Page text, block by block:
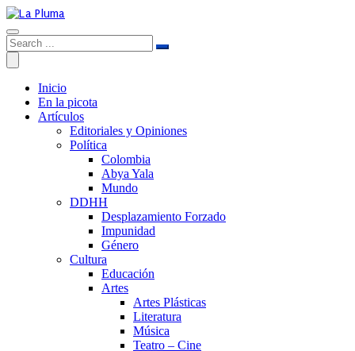
Inicio
En la picota
Artículos
Editoriales y Opiniones
Política
Colombia
Abya Yala
Mundo
DDHH
Desplazamiento Forzado
Impunidad
Género
Cultura
Educación
Artes
Artes Plásticas
Literatura
Música
Teatro – Cine